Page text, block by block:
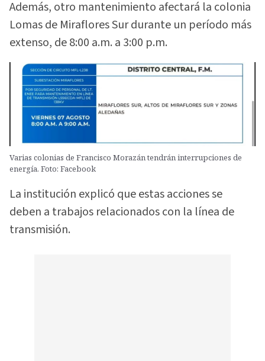
Además, otro mantenimiento afectará la colonia
Lomas de Miraflores Sur durante un período más
extenso, de 8:00 a.m. a 3:00 p.m.
Varias colonias de Francisco Morazán tendrán interrupciones de
energía. Foto: Facebook
La institución explicó que estas acciones se
deben a trabajos relacionados con la línea de
transmisión.